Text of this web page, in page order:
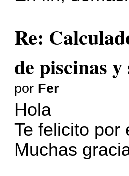
Re:
de piscinas y
por Fer
Hola
Te felicito por
Muchas